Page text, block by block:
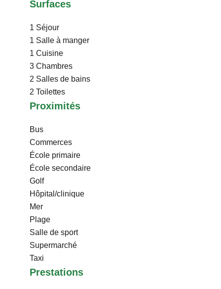
Surfaces
1 Séjour
1 Salle à manger
1 Cuisine
3 Chambres
2 Salles de bains
2 Toilettes
Proximités
Bus
Commerces
École primaire
École secondaire
Golf
Hôpital/clinique
Mer
Plage
Salle de sport
Supermarché
Taxi
Prestations